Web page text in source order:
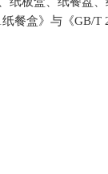
餐盒》与《GB/T